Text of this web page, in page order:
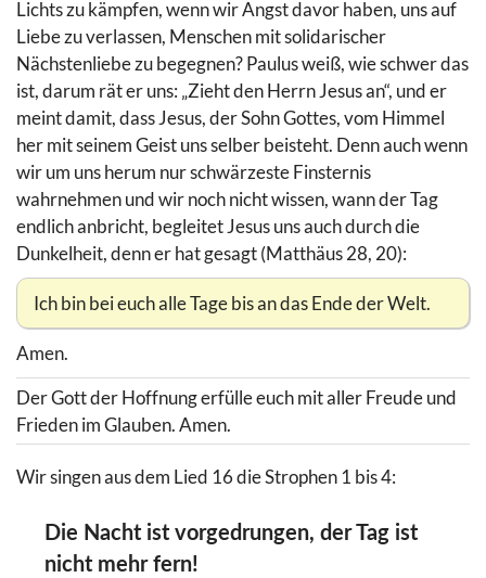
Lichts zu kämpfen, wenn wir Angst davor haben, uns auf
Liebe zu verlassen, Menschen mit solidarischer
Nächstenliebe zu begegnen? Paulus weiß, wie schwer das
ist, darum rät er uns: „Zieht den Herrn Jesus an“, und er
meint damit, dass Jesus, der Sohn Gottes, vom Himmel
her mit seinem Geist uns selber beisteht. Denn auch wenn
wir um uns herum nur schwärzeste Finsternis
wahrnehmen und wir noch nicht wissen, wann der Tag
endlich anbricht, begleitet Jesus uns auch durch die
Dunkelheit, denn er hat gesagt (Matthäus 28, 20):
Ich bin bei euch alle Tage bis an das Ende der Welt.
Amen.
Der Gott der Hoffnung erfülle euch mit aller Freude und
Frieden im Glauben. Amen.
Wir singen aus dem Lied 16 die Strophen 1 bis 4:
Die Nacht ist vorgedrungen, der Tag ist
nicht mehr fern!